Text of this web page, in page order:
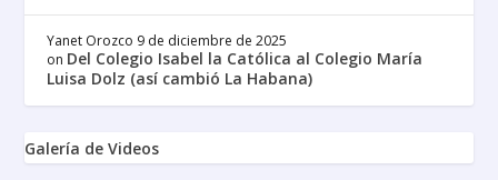
Yanet Orozco 9 de diciembre de 2025
on Del Colegio Isabel la Católica al Colegio María
Luisa Dolz (así cambió La Habana)
Galería de Videos